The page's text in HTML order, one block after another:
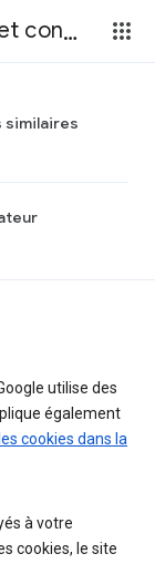
Règles de confidentialité et conditions d’utilisation
utilise des
également
cookies dans la
à votre
cookies, le site